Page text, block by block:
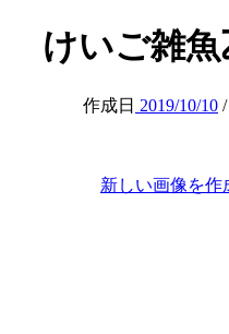
けいご雑
作成日 2019/10/10
新しい画像を作